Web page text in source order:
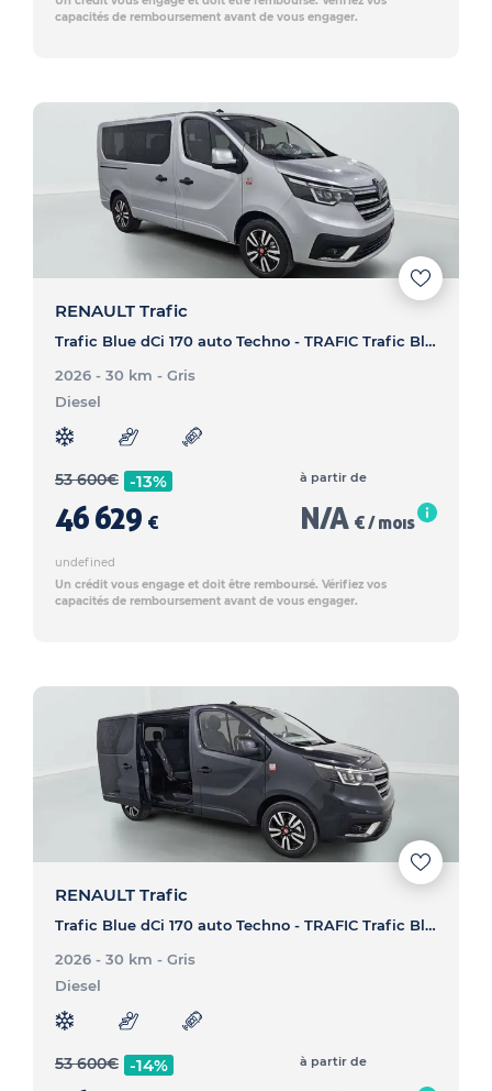
capacités de remboursement avant de vous engager.
RENAULT Trafic
Trafic Blue dCi 170 auto Techno - TRAFIC Trafic Blue dCi 170 auto Techno
2026 - 30 km - Gris
Diesel
53 600€ -13%
46 629 €
à partir de
N/A € / mois
undefined
Un crédit vous engage et doit être remboursé. Vérifiez vos
capacités de remboursement avant de vous engager.
RENAULT Trafic
Trafic Blue dCi 170 auto Techno - TRAFIC Trafic Blue dCi 170 auto Techno
2026 - 30 km - Gris
Diesel
53 600€ -14% à partir de